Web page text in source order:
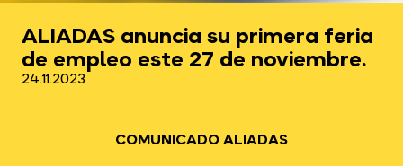
ALIADAS anuncia su primera feria
de empleo este 27 de noviembre.
24.11.2023
COMUNICADO ALIADAS